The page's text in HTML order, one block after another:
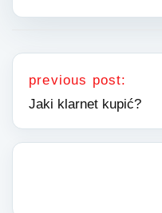
Nawigacja
previous post:
Jaki klarnet kupić?